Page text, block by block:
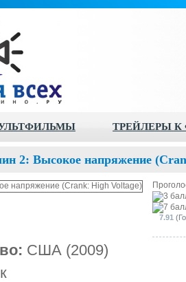
ТРЕЙЛЕРЫ
2: Высокое напряжение
7.91
США (2009)